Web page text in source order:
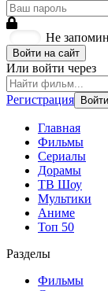
Не
Войти на сайт
Или войти через
Регистрация Войти
Главная
Фильмы
Сериалы
Дорамы
ТВ Шоу
Мультики
Аниме
Топ 50
Разделы
Фильмы